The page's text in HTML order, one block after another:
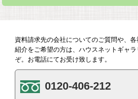
資料請求先の会社についてのご質問や、
紹介をご希望の方は、ハウスネットギャラ
ぞ。お電話にてお受け致します。
0120-406-212